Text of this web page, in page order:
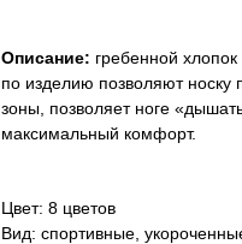
Описание: гребенной
по изделию позволяют носку
зоны, позволяет ноге
максимальный комфорт.
Цвет: 8 цветов
Вид: спортивные,